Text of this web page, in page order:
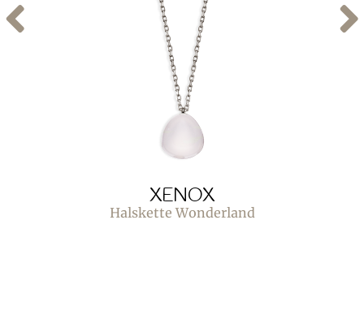
XENOX
Halskette Wonderland